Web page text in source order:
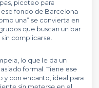
picoteo para
fondo de Barcelona
una” se convierta en
que buscan un bar
complicarse.
lo que le da un
formal. Tiene ese
y con encanto, ideal para